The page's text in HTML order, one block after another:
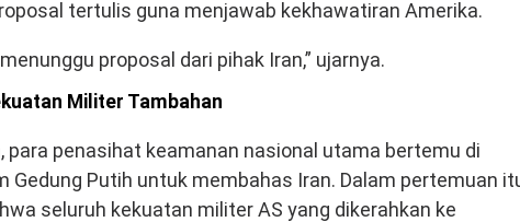
tertulis guna menjawab kekhawatiran Amerika.
proposal dari pihak Iran,” ujarnya.
Militer Tambahan
para penasihat keamanan nasional utama bertemu di
Gedung Putih untuk membahas Iran. Dalam pertemuan
seluruh kekuatan militer AS yang dikerahkan ke